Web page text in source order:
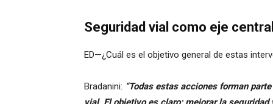
Seguridad vial como eje
ED—¿Cuál es el objetivo general de estas
Bradanini: “Todas estas acciones forman